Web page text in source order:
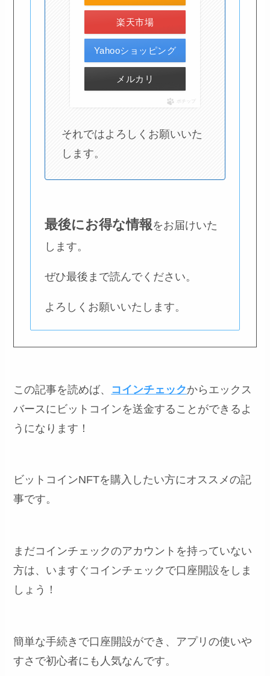
楽天市場
Yahooショッピング
メルカリ
ポチップ
それではよろしくお願いいた
します。
最後にお得な情報をお届けいた
します。
ぜひ最後まで読んでください。
よろしくお願いいたします。
この記事を読めば、 コインチェックからエックス
バースにビットコインを送金することができるよ
うになります！
ビットコインNFTを購入したい方にオススメの記
事です。
まだコインチェックのアカウントを持っていない
方は、いますぐコインチェックで口座開設をしま
しょう！
簡単な手続きで口座開設ができ、アプリの使いや
すさで初心者にも人気なんです。